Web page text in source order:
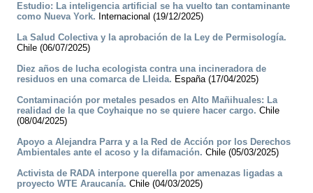
Estudio: La inteligencia artificial se ha vuelto tan contaminante
como Nueva York. Internacional (19/12/2025)
La Salud Colectiva y la aprobación de la Ley de Permisología.
Chile (06/07/2025)
Diez años de lucha ecologista contra una incineradora de
residuos en una comarca de Lleida. España (17/04/2025)
Contaminación por metales pesados en Alto Mañihuales: La
realidad de la que Coyhaique no se quiere hacer cargo. Chile
(08/04/2025)
Apoyo a Alejandra Parra y a la Red de Acción por los Derechos
Ambientales ante el acoso y la difamación. Chile (05/03/2025)
Activista de RADA interpone querella por amenazas ligadas a
proyecto WTE Araucanía. Chile (04/03/2025)